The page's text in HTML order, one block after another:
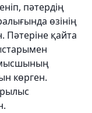
пәтердің
өзінің
қайта
көрген.